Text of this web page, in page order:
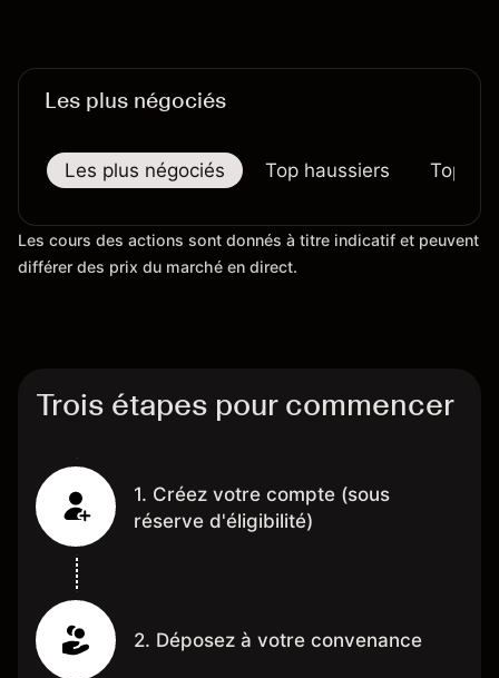
Les plus négociés
Les plus négociés Top haussiers Top
Les cours des actions sont donnés à titre indicatif et peuvent
différer des prix du marché en direct.
Trois étapes pour commencer
1. Créez votre compte (sous
réserve d'éligibilité)
2. Déposez à votre convenance